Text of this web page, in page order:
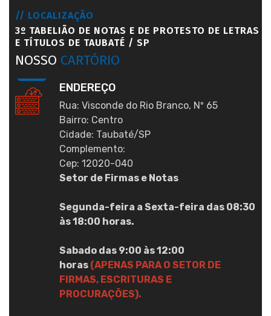
// LOCALIZAÇÃO
3º TABELIÃO DE NOTAS E DE PROTESTO DE LETRAS
E TÍTULOS DE TAUBATÉ / SP
NOSSO CARTÓRIO
ENDEREÇO
Rua: Visconde do Rio Branco, Nº 65
Bairro: Centro
Cidade: Taubaté/SP
Complemento:
Cep: 12020-040
Setor de Firmas e Notas
Segunda-feira a Sexta-feira das 08:30
às 18:00 horas.
Sabado das 9:00 às 12:00
horas (APENAS PARA O SETOR DE
FIRMAS, ESCRITURAS E
PROCURAÇÕES).